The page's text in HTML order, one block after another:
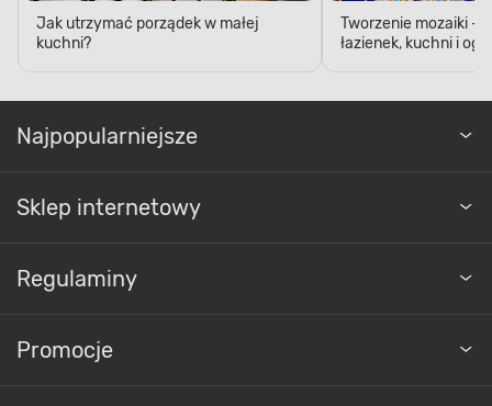
Jak utrzymać porządek w małej
kuchni?
Tworzenie mozaiki -
łazienek, kuchni i
Najpopularniejsze
Sklep internetowy
Regulaminy
Promocje